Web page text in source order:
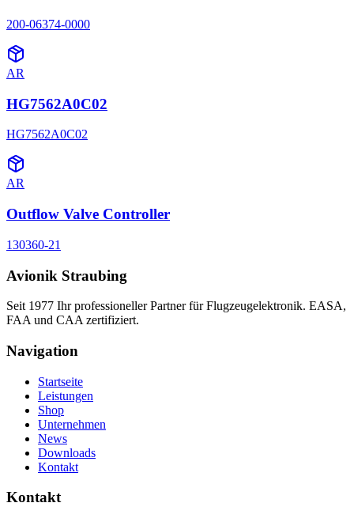
200-06374-0000
AR
HG7562A0C02
HG7562A0C02
AR
Outflow Valve Controller
130360-21
Avionik Straubing
Seit 1977 Ihr professioneller Partner für Flugzeugelektronik. EASA,
FAA und CAA zertifiziert.
Navigation
Startseite
Leistungen
Shop
Unternehmen
News
Downloads
Kontakt
Kontakt